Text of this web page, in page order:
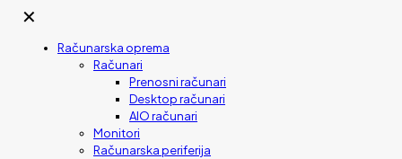
✕
Računarska oprema
Računari
Prenosni računari
Desktop računari
AIO računari
Monitori
Računarska periferija